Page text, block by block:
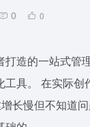
0 0
造的一站式管
具。 在实际创
增长慢但不知